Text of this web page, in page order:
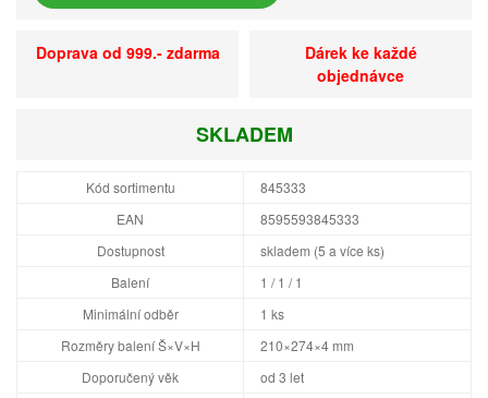
Doprava od 999.- zdarma
Dárek ke každé
objednávce
SKLADEM
Kód sortimentu
845333
EAN
8595593845333
Dostupnost
skladem (5 a více ks)
Balení
1 / 1 / 1
Minimální odběr
1 ks
Rozměry balení Š×V×H
210×274×4 mm
Doporučený věk
od 3 let